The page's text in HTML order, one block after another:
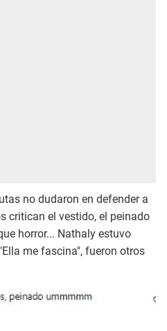
no dudaron en defender a
critican el vestido, el peinado
horror... Nathaly estuvo
me fascina", fueron otros